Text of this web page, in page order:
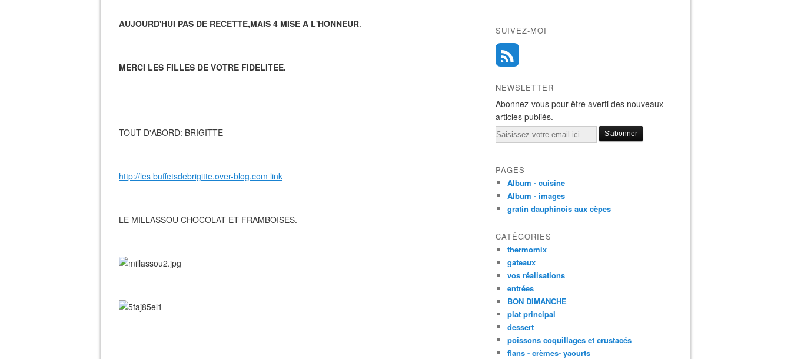
AUJOURD'HUI PAS DE RECETTE,MAIS 4 MISE A L'HONNEUR.
MERCI LES FILLES DE VOTRE FIDELITEE.
TOUT D'ABORD: BRIGITTE
http://les buffetsdebrigitte.over-blog.com link
LE MILLASSOU CHOCOLAT ET FRAMBOISES.
SUIVEZ-MOI
NEWSLETTER
Abonnez-vous pour être averti des nouveaux
articles publiés.
Email
PAGES
Album - cuisine
Album - images
gratin dauphinois aux cèpes
CATÉGORIES
thermomix
gateaux
vos réalisations
entrées
BON DIMANCHE
plat principal
dessert
poissons coquillages et crustacés
flans - crèmes- yaourts